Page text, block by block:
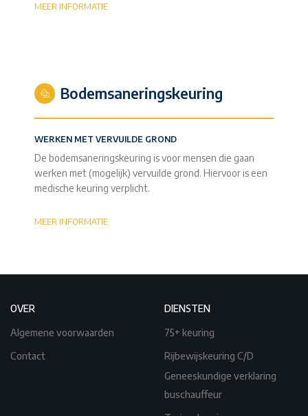
MEER INFORMATIE
Bodemsaneringskeuring
WERKEN MET VERVUILDE GROND
De bodemsaneringskeuring is voor mensen die gaan
werken met (mogelijk) vervuilde grond. Hiervoor is een
medische keuring verplicht.
MEER INFORMATIE
OVER
Algemene voorwaarden
Contact
DIENSTEN
75+ keuring
Rijbewijskeuring C/D
Geneeskundige verklaring
buschauffeur